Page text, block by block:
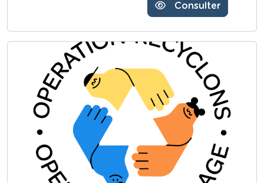
Consulter